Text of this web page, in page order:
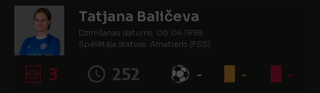
Tatjana Baličeva
Dzimšanas datums: 06.04.1998.
Spēlētāja statuss: Amatieris (FSS)
3 252 - - -